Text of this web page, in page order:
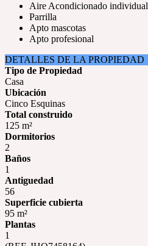
Aire Acondicionado individual
Parrilla
Apto mascotas
Apto profesional
DETALLES DE LA PROPIEDAD
Tipo de Propiedad
Casa
Ubicación
Cinco Esquinas
Total construido
125 m²
Dormitorios
2
Baños
1
Antiguedad
56
Superficie cubierta
95 m²
Plantas
1